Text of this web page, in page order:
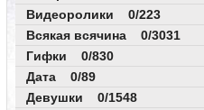
Видеоролики 0/223
Всякая всячина 0/3031
Гифки 0/830
Дата 0/89
Девушки 0/1548